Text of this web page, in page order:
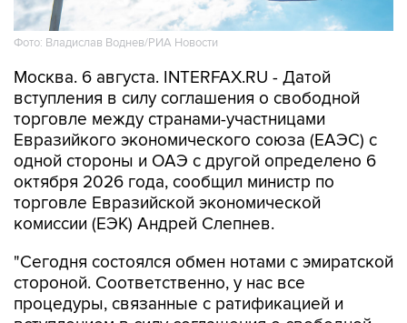
Фото: Владислав Воднев/РИА Новости
Москва. 6 августа. INTERFAX.RU - Датой
вступления в силу соглашения о свободной
торговле между странами-участницами
Евразийкого экономического союза (ЕАЭС) с
одной стороны и ОАЭ с другой определено 6
октября 2026 года, сообщил министр по
торговле Евразийской экономической
комиссии (ЕЭК) Андрей Слепнев.
"Сегодня состоялся обмен нотами с эмиратской
стороной. Соответственно, у нас все
процедуры, связанные с ратификацией и